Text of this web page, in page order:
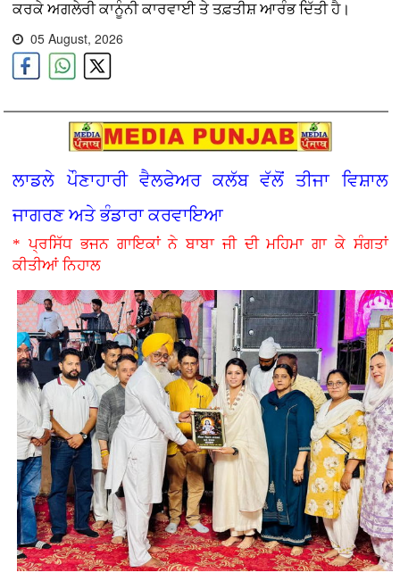
ਕਰਕੇ ਅਗਲੇਰੀ ਕਾਨੂੰਨੀ ਕਾਰਵਾਈ ਤੇ ਤਫ਼ਤੀਸ਼ ਆਰੰਭ ਦਿੱਤੀ ਹੈ।
05 August, 2026
ਲਾਡਲੇ ਪੌਣਾਹਾਰੀ ਵੈਲਫੇਅਰ ਕਲੱਬ ਵੱਲੋਂ ਤੀਜਾ ਵਿਸ਼ਾਲ
ਜਾਗਰਣ ਅਤੇ ਭੰਡਾਰਾ ਕਰਵਾਇਆ
* ਪ੍ਰਸਿੱਧ ਭਜਨ ਗਾਇਕਾਂ ਨੇ ਬਾਬਾ ਜੀ ਦੀ ਮਹਿਮਾ ਗਾ ਕੇ ਸੰਗਤਾਂ
ਕੀਤੀਆਂ ਨਿਹਾਲ